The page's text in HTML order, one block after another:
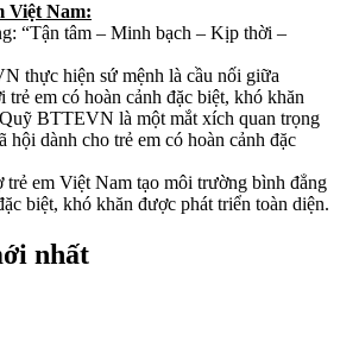
Việt Nam:
“Tận tâm – Minh bạch – Kịp thời –
thực hiện sứ mệnh là cầu nối giữa
em có hoàn cảnh đặc biệt, khó khăn
BTTEVN là một mắt xích quan trọng
hội dành cho trẻ em có hoàn cảnh đặc
em Việt Nam tạo môi trường bình đẳng
biệt, khó khăn được phát triển toàn diện.
nhất